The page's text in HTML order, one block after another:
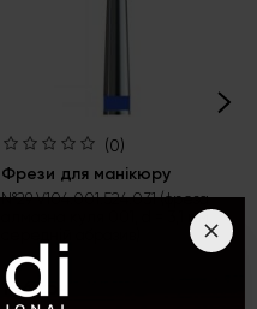
(0)
Фрези для манікюру
№29 V104.001.524.031 (фреза
алмазна куля 001, d = 3,1 мм,
146 грн